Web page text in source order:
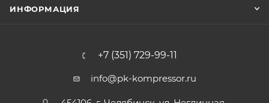
ИНФОРМАЦИЯ
+7 (351) 729-99-11
info@pk-kompressor.ru